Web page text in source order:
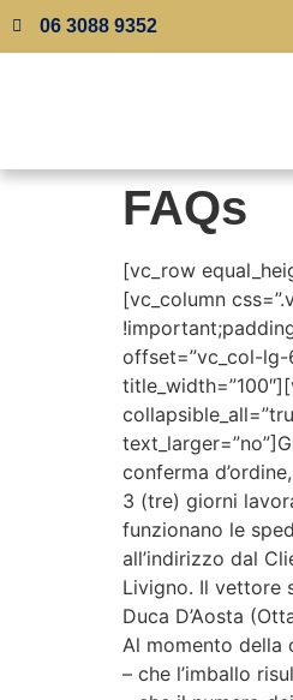
06 3088 9352
FAQs
[vc_row
[vc_column
offset=”vc_col-lg-
conferma
3 (tre) giorni
funzionano le
all’indirizzo dal
Livigno. Il vettore
Duca D’Aosta
Al momento della
– che l’imballo